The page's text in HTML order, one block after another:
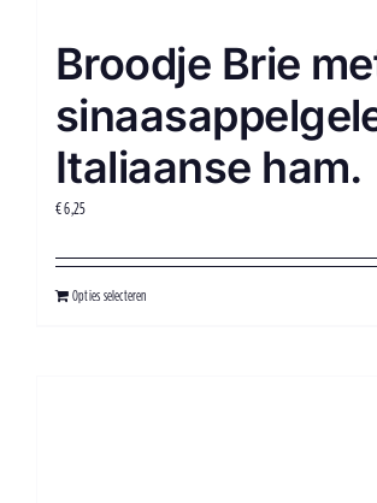
Broodje Brie
Italiaanse ham.
€6,25
Opties selecteren